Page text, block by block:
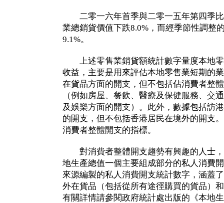
二零一六年首季與二零一五年第四季比
業總銷貨價值下跌8.0%，而經季節性調整
9.1%。
上述零售業銷貨額統計數字量度本地零
收益，主要是用來評估本地零售業短期的
在貨品方面的開支，但不包括佔消費者整
（例如房屋、餐飲、醫療及保健服務、交
及娛樂方面的開支）。此外，數據包括訪
的開支，但不包括香港居民在境外的開支
消費者整體開支的指標。
對消費者整體開支趨勢有興趣的人士，
地生產總值一個主要組成部分的私人消費
來源編製的私人消費開支統計數字，涵蓋
外在貨品（包括從所有途徑購買的貨品）
有關詳情請參閱政府統計處出版的《本地